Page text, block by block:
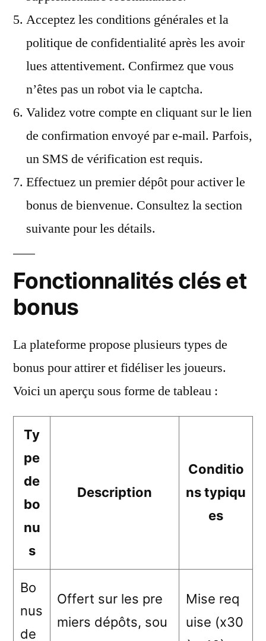
Acceptez les conditions générales et la
politique de confidentialité après les avoir
lues attentivement. Confirmez que vous
n’êtes pas un robot via le captcha.
Validez votre compte en cliquant sur le lien
de confirmation envoyé par e-mail. Parfois,
un SMS de vérification est requis.
Effectuez un premier dépôt pour activer le
bonus de bienvenue. Consultez la section
suivante pour les détails.
Fonctionnalités clés et
bonus
La plateforme propose plusieurs types de
bonus pour attirer et fidéliser les joueurs.
Voici un aperçu sous forme de tableau :
Ty
pe
de
bo
nu
s
Description
Conditio
ns typiqu
es
Bo
nus
de
Offert sur les pre
miers dépôts, sou
Mise req
uise (x30